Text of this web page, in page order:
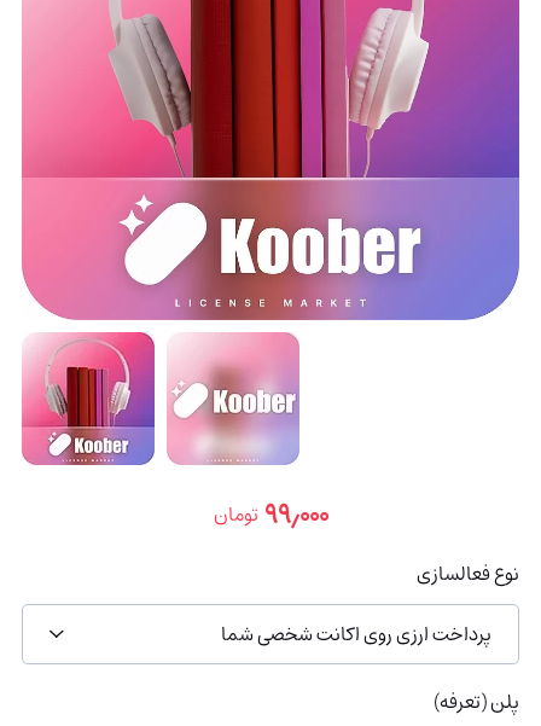
۹۹٫۰۰۰ تومان
نوع فعالسازی
پرداخت ارزی روی اکانت شخصی شما
پلن (تعرفه)